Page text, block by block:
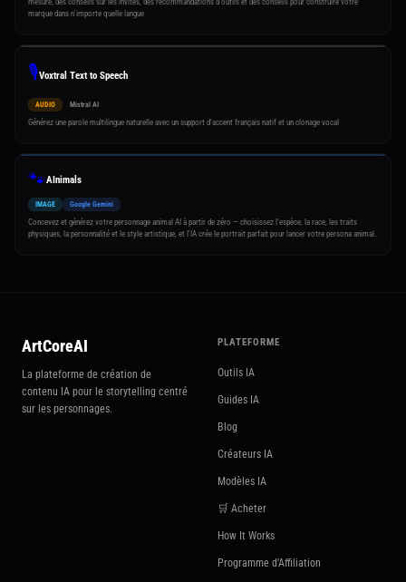
mesure, des conseils sur les invites, des recommandations d'outils et des conseils pour construire votre
marque dans n'importe quelle langue
🎙️Voxtral Text to Speech
AUDIO Mistral AI
Générez une parole multilingue naturelle avec un support d'accent français natif et un clonage vocal
🐾AInimals
IMAGE Google Gemini
Concevez et générez votre personnage animal AI à partir de zéro — choisissez l'espèce, la race, les traits
physiques, la personnalité et le style artistique, et l'IA crée le portrait parfait pour lancer votre persona animal.
ArtCoreAI
La plateforme de création de
contenu IA pour le storytelling centré
sur les personnages.
PLATEFORME
Outils IA
Guides IA
Blog
Créateurs IA
Modèles IA
🛒 Acheter
How It Works
Programme d'Affiliation